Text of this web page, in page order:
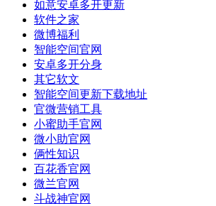
如意安卓多开更新
软件之家
微博福利
智能空间官网
安卓多开分身
其它软文
智能空间更新下载地址
官微营销工具
小蜜助手官网
微小助官网
俩性知识
百花香官网
微兰官网
斗战神官网